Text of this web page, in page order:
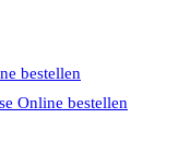
bestellen
Online bestellen